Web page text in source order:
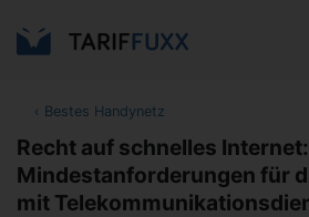
‹ Bestes Handynetz
Recht auf schnelles Internet:
Mindestanforderungen für
mit